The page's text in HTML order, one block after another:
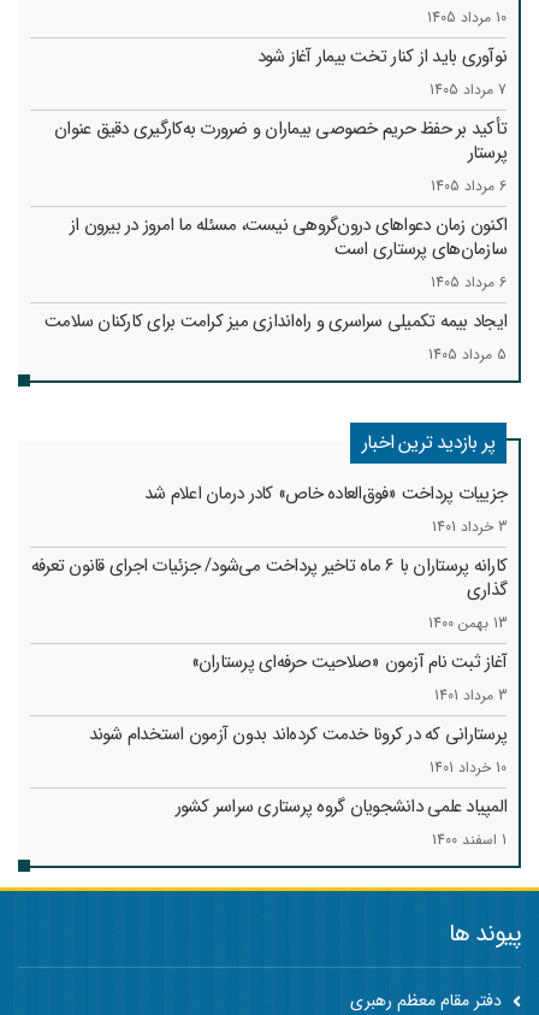
10 مرداد 1405
نوآوری باید از کنار تخت بیمار آغاز شود
7 مرداد 1405
تأکید بر حفظ حریم خصوصی بیماران و ضرورت به‌کارگیری دقیق عنوان
پرستار
6 مرداد 1405
اکنون زمان دعواهای درون‌گروهی نیست، مسئله ما امروز در بیرون از
سازمان‌های پرستاری است
6 مرداد 1405
ایجاد بیمه تکمیلی سراسری و راه‌اندازی میز کرامت برای کارکنان سلامت
5 مرداد 1405
پر بازدید ترین اخبار
جزییات پرداخت «فوق‌العاده خاص» کادر درمان اعلام شد
3 خرداد 1401
کارانه‌ پرستاران با 6 ماه تاخیر پرداخت می‌شود/ جزئیات اجرای قانون تعرفه
گذاری
13 بهمن 1400
آغاز ثبت نام آزمون «صلاحیت حرفه‌ای پرستاران»
3 مرداد 1401
پرستارانی که در کرونا خدمت کرد‌ه‌اند بدون آزمون استخدام شوند
10 خرداد 1401
المپیاد علمی دانشجویان گروه پرستاری سراسر کشور
1 اسفند 1400
پیوند ها
دفتر مقام معظم رهبری